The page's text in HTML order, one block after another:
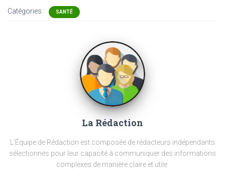
Catégories : SANTÉ
La Rédaction
L'Équipe de Rédaction est composée de rédacteurs indépendants
sélectionnés pour leur capacité à communiquer des informations
complexes de manière claire et utile.